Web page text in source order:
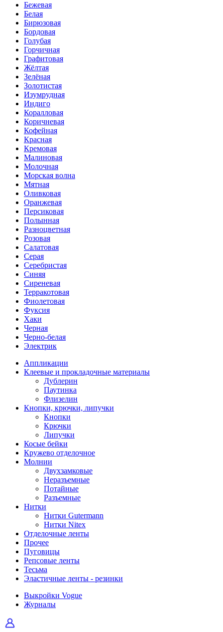
Бежевая
Белая
Бирюзовая
Бордовая
Голубая
Горчичная
Графитовая
Жёлтая
Зелёная
Золотистая
Изумрудная
Индиго
Коралловая
Коричневая
Кофейная
Красная
Кремовая
Малиновая
Молочная
Морская волна
Мятная
Оливковая
Оранжевая
Персиковая
Полынная
Разноцветная
Розовая
Салатовая
Серая
Серебристая
Синяя
Сиреневая
Терракотовая
Фиолетовая
Фуксия
Хаки
Черная
Черно-белая
Электрик
Аппликации
Клеевые и прокладочные материалы
Дублерин
Паутинка
Флизелин
Кнопки, крючки, липучки
Кнопки
Крючки
Липучки
Косые бейки
Кружево отделочное
Молнии
Двухзамковые
Неразъемные
Потайные
Разъемные
Нитки
Нитки Gutermann
Нитки Nitex
Отделочные ленты
Прочее
Пуговицы
Репсовые ленты
Тесьма
Эластичные ленты - резинки
Выкройки Vogue
Журналы